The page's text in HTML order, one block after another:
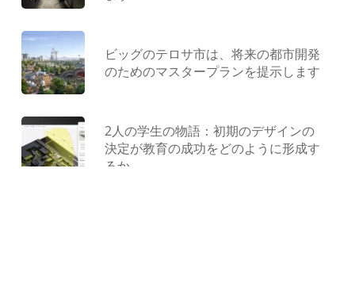
ビッグのテロサ市は、将来の都市開発
のためのマスタープランを提示します
2人の学生の物語：初期のデザインの
決定が教育の成功をどのように形成す
るか